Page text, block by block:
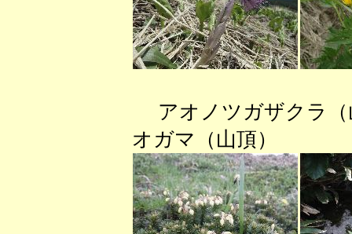
アオノツガザ
オガマ（山頂）